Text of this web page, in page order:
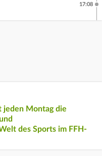
17:08
jeden Montag die
des Sports im FFH-